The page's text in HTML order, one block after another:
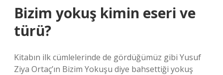
Bizim yokuş kimin eseri ve
türü?
Kitabın ilk cümlelerinde de gördüğümüz gibi Yusuf
Ziya Ortaç’ın Bizim Yokuşu diye bahsettiği yokuş